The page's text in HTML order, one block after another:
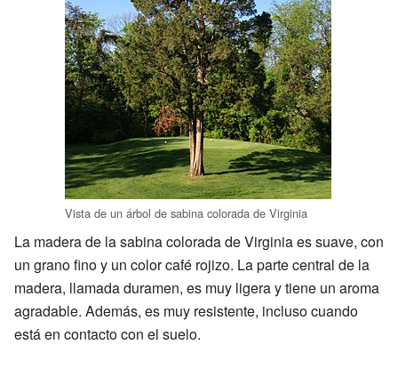
Vista de un árbol de sabina colorada de Virginia
La madera de la sabina colorada de Virginia es suave, con
un grano fino y un color café rojizo. La parte central de la
madera, llamada duramen, es muy ligera y tiene un aroma
agradable. Además, es muy resistente, incluso cuando
está en contacto con el suelo.